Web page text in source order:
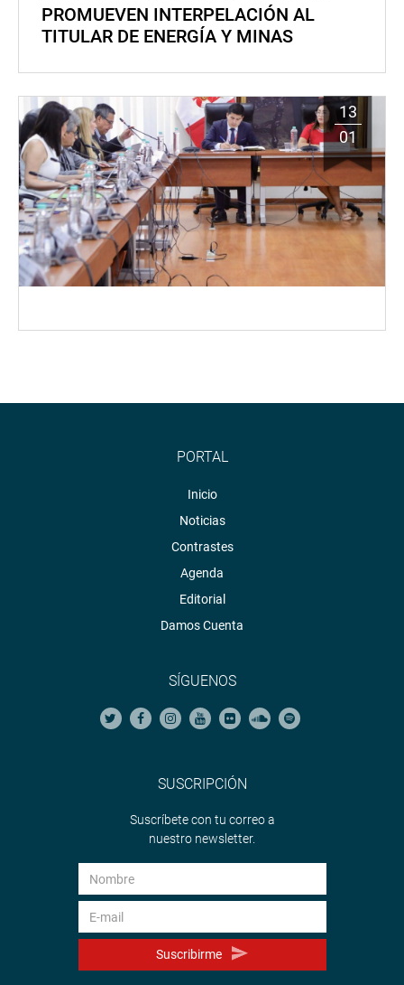
PROMUEVEN INTERPELACIÓN AL
TITULAR DE ENERGÍA Y MINAS
13
01
PORTAL
Inicio
Noticias
Contrastes
Agenda
Editorial
Damos Cuenta
SÍGUENOS
SUSCRIPCIÓN
Suscríbete con tu correo a
nuestro newsletter.
Suscribirme